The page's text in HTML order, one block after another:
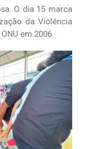
O dia 15 marca
da Violência
em 2006.